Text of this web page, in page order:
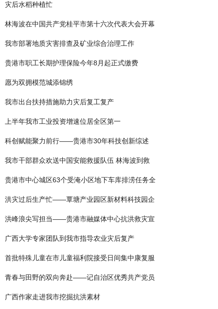
灾后水稻种植忙
林海波在中国共产党桂平市第十六次代表大会开幕
我市部署地质灾害排查及矿业综合治理工作
贵港市职工长期护理保险今年8月起正式缴费
愿为双拥模范城添锦绣
我市出台扶持措施助力灾后复工复产
上半年我市工业投资增速位居全区第一
科创赋能聚力前行——贵港市30年科技创新综述
我市干部群众欢送中国安能救援队伍 林海波到救
贵港市中心城区63个受淹小区地下车库排涝任务全
洪灾过后生产忙——覃塘产业园区新材料科技园企
洪峰浪尖写担当——贵港市融媒体中心抗洪救灾宣
广西大学专家团队到我市指导农业灾后复产
首批特殊儿童在市儿童福利院接受日间集中康复服
青春与田野的双向奔赴——记自治区优秀共产党员
广西作家走进我市挖掘抗洪素材